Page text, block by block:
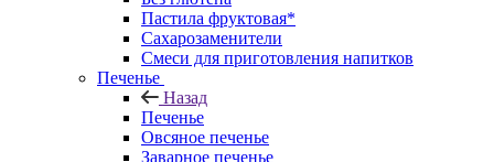
Пастила фруктовая*
Сахарозаменители
Смеси для приготовления напитков
Печенье
Назад
Печенье
Овсяное печенье
Заварное печенье